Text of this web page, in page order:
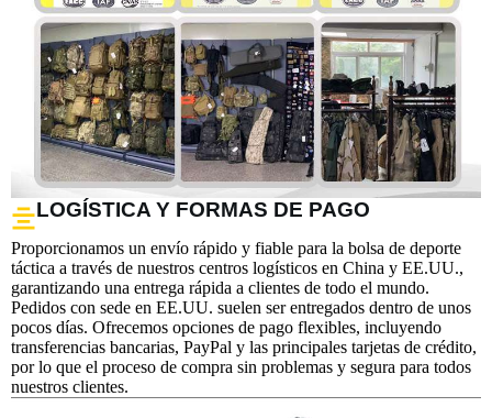
LOGÍSTICA Y FORMAS DE PAGO
Proporcionamos un envío rápido y fiable para la bolsa de deporte
táctica a través de nuestros centros logísticos en China y EE.UU.,
garantizando una entrega rápida a clientes de todo el mundo.
Pedidos con sede en EE.UU. suelen ser entregados dentro de unos
pocos días. Ofrecemos opciones de pago flexibles, incluyendo
transferencias bancarias, PayPal y las principales tarjetas de crédito,
por lo que el proceso de compra sin problemas y segura para todos
nuestros clientes.